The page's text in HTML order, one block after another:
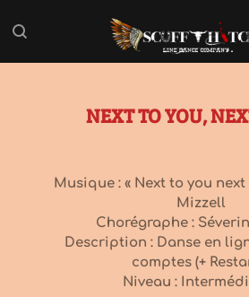
au
NEXT TO YOU,
Musique : « Next to you
Mizzell
Chorégraphe :
Description : Danse en
comptes (+
Niveau :